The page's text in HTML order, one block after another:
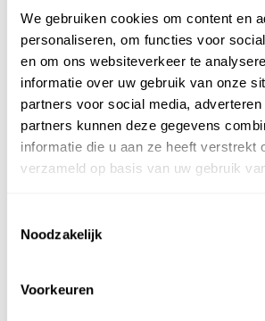
We gebruiken cookies om content en
personaliseren, om functies voor
en om ons websiteverkeer te
informatie over uw gebruik van onze
partners voor social media,
partners kunnen deze gegevens
informatie die u aan ze heeft verstrekt
verzameld op basis van uw gebruik
Noodzakelijk
Voorkeuren
Efficiencyslag
klant centraal
contact met onze klanten.
benutten we deze kracht
“Vanuit verschillende
we gegevens en bieden we die